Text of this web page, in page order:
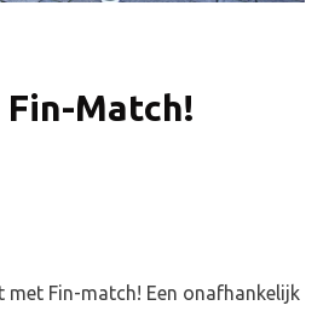
Match!
met Fin-match! Een onafhankelijk